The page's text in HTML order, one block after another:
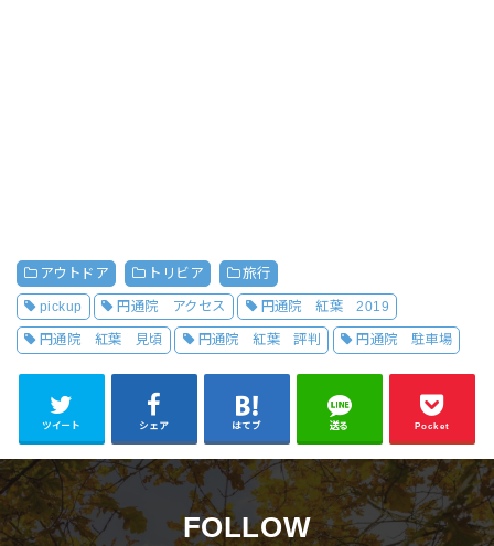
アウトドア トリビア 旅行
pickup 円通院 アクセス 円通院 紅葉 2019
円通院 紅葉 見頃 円通院 紅葉 評判 円通院 駐車場
ツイート シェア はてブ 送る Pocket
FOLLOW